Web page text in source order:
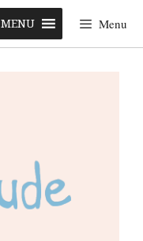
Menu
MENU